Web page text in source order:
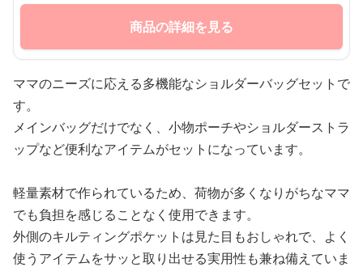
商品の詳細を見る
ママのニーズに応える多機能なショルダーバッグセットで
す。
メインバッグだけでなく、小物ポーチやショルダーストラ
ップなど便利なアイテムがセットになっています。
軽量素材で作られているため、荷物が多くなりがちなママ
でも負担を感じることなく使用できます。
外側のキルティングポケットは見た目もおしゃれで、よく
使うアイテムをサッと取り出せる実用性も兼ね備えていま